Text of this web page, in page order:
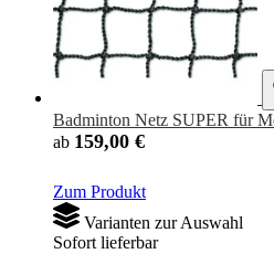
Badminton Netz SUPER für
ab 159,00 €
Zum Produkt
Varianten zur Auswahl
Sofort lieferbar